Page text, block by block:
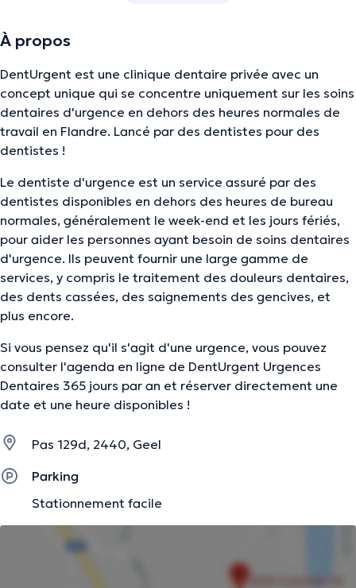
À propos
DentUrgent est une clinique dentaire privée avec un
concept unique qui se concentre uniquement sur les soins
dentaires d'urgence en dehors des heures normales de
travail en Flandre. Lancé par des dentistes pour des
dentistes !
Le dentiste d'urgence est un service assuré par des
dentistes disponibles en dehors des heures de bureau
normales, généralement le week-end et les jours fériés,
pour aider les personnes ayant besoin de soins dentaires
d'urgence. Ils peuvent fournir une large gamme de
services, y compris le traitement des douleurs dentaires,
des dents cassées, des saignements des gencives, et
plus encore.
Si vous pensez qu'il s'agit d'une urgence, vous pouvez
consulter l'agenda en ligne de DentUrgent Urgences
Dentaires 365 jours par an et réserver directement une
date et une heure disponibles !
Pas 129d, 2440, Geel
Parking
Stationnement facile